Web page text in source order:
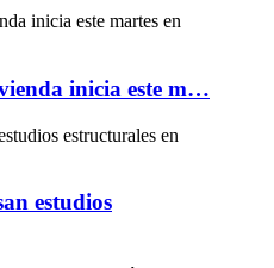
inicia este m…
estudios